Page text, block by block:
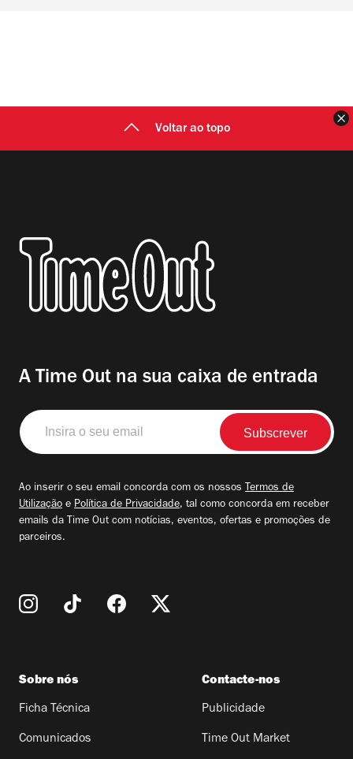
Voltar ao topo
A Time Out na sua caixa de entrada
Insira
o
seu
Ao inserir o seu email concorda com os nossos Termos de
Utilização e Política de Privacidade, tal como concorda em receber
emails da Time Out com notícias, eventos, ofertas e promoções de
parceiros.
Sobre nós
Ficha Técnica
Comunicados
Contacte-nos
Publicidade
Time Out Market